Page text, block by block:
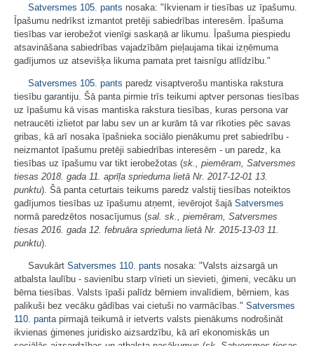
Satversmes 105. pants nosaka: "Ikvienam ir tiesības uz īpašumu.
Īpašumu nedrīkst izmantot pretēji sabiedrības interesēm. Īpašuma
tiesības var ierobežot vienīgi saskaņā ar likumu. Īpašuma piespiedu
atsavināšana sabiedrības vajadzībām pieļaujama tikai izņēmuma
gadījumos uz atsevišķa likuma pamata pret taisnīgu atlīdzību."
Satversmes 105. pants paredz visaptverošu mantiska rakstura
tiesību garantiju. Šā panta pirmie trīs teikumi aptver personas tiesības
uz īpašumu kā visas mantiska rakstura tiesības, kuras persona var
netraucēti izlietot par labu sev un ar kurām tā var rīkoties pēc savas
gribas, kā arī nosaka īpašnieka sociālo pienākumu pret sabiedrību -
neizmantot īpašumu pretēji sabiedrības interesēm - un paredz, ka
tiesības uz īpašumu var tikt ierobežotas (sk., piemēram, Satversmes
tiesas 2018. gada 11. aprīļa sprieduma lietā Nr. 2017‑12‑01 13.
punktu). Šā panta ceturtais teikums paredz valstij tiesības noteiktos
gadījumos tiesības uz īpašumu atņemt, ievērojot šajā Satversmes
normā paredzētos nosacījumus (sal. sk., piemēram, Satversmes
tiesas 2016. gada 12. februāra sprieduma lietā Nr. 2015‑13‑03 11.
punktu).
Savukārt Satversmes 110. pants nosaka: "Valsts aizsargā un
atbalsta laulību - savienību starp vīrieti un sievieti, ģimeni, vecāku un
bērna tiesības. Valsts īpaši palīdz bērniem invalīdiem, bērniem, kas
palikuši bez vecāku gādības vai cietuši no varmācības." Satversmes
110. pantapirmajā teikumā ir ietverts valsts pienākums nodrošināt
ikvienas ģimenes juridisko aizsardzību, kā arī ekonomiskās un